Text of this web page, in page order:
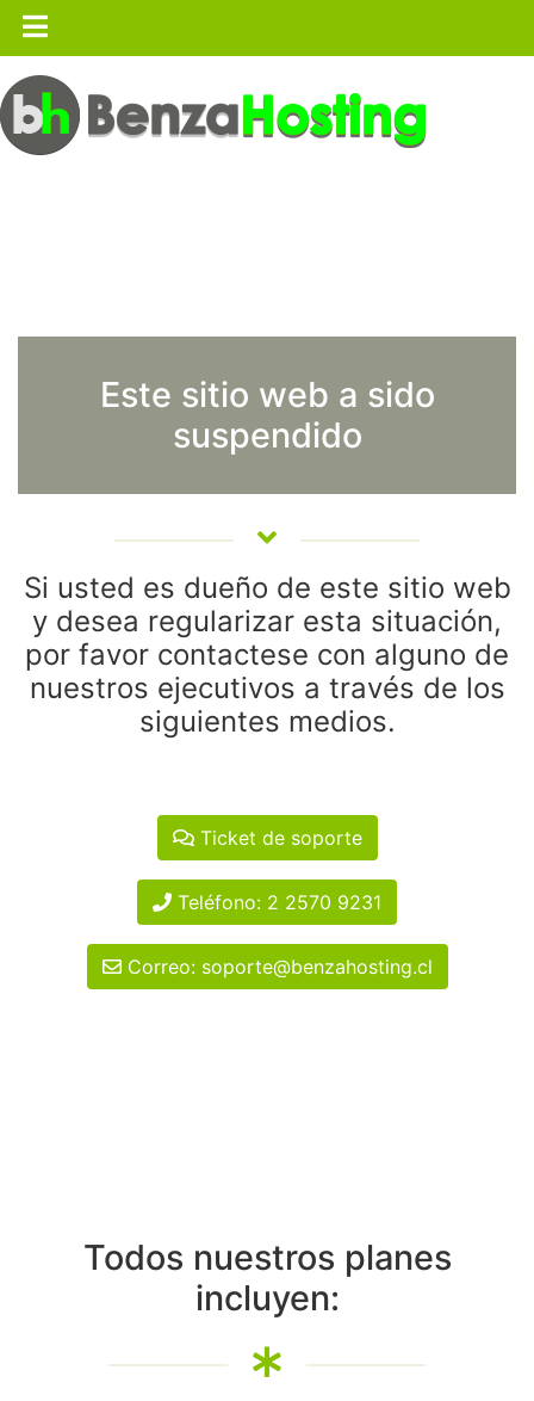
Este sitio web a sido
suspendido
Si usted es dueño de este sitio web
y desea regularizar esta situación,
por favor contactese con alguno de
nuestros ejecutivos a través de los
siguientes medios.
Ticket de soporte
Teléfono: 2 2570 9231
Correo: soporte@benzahosting.cl
Todos nuestros planes
incluyen: